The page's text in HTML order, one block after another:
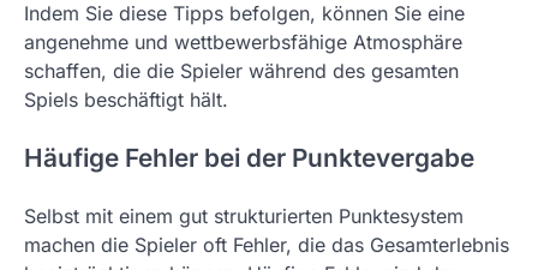
Indem Sie diese Tipps befolgen, können Sie eine
angenehme und wettbewerbsfähige Atmosphäre
schaffen, die die Spieler während des gesamten
Spiels beschäftigt hält.
Häufige Fehler bei der Punktevergabe
Selbst mit einem gut strukturierten Punktesystem
machen die Spieler oft Fehler, die das Gesamterlebnis